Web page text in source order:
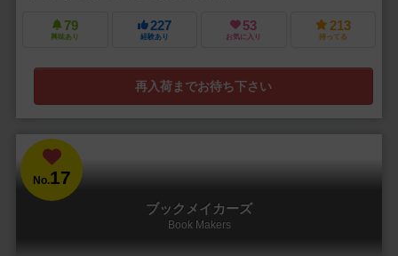
79
興味あり
227
経験あり
53
お気に入り
213
持ってる
再入荷までお待ち下さい
No.17
ブックメイカーズ
Book Makers